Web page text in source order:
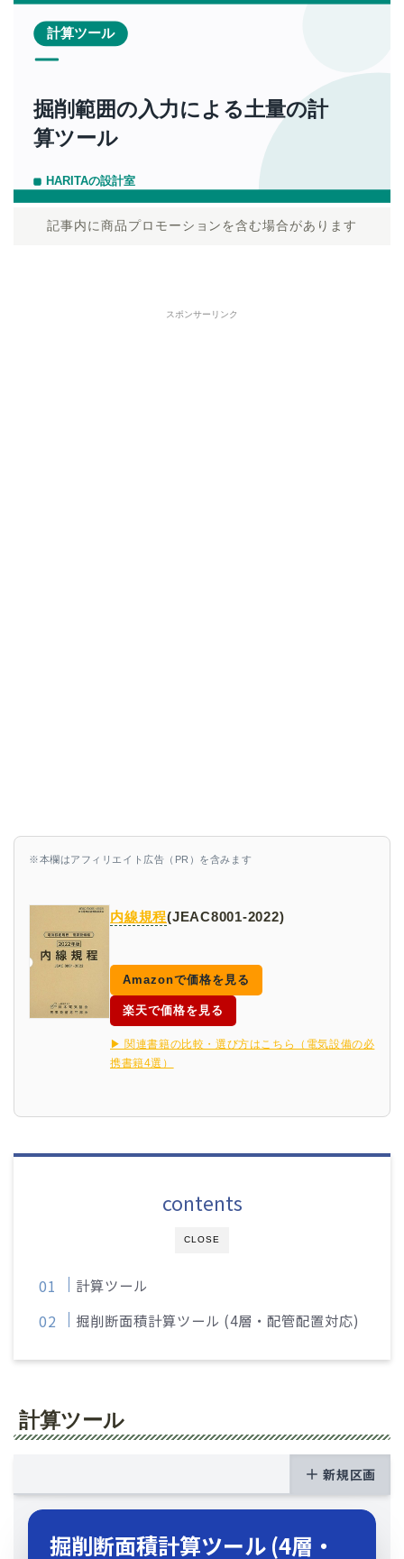
記事内に商品プロモーションを含む場合があります
スポンサーリンク
※本欄はアフィリエイト広告（PR）を含みます
内線規程(JEAC8001-2022)
Amazonで価格を見る
楽天で価格を見る
▶ 関連書籍の比較・選び方はこちら（電気設備の必
携書籍4選）
CLOSE
contents
計算ツール
掘削断面積計算ツール (4層・配管配置対応)
計算ツール
新規区画
掘削断面積計算ツール (4層・